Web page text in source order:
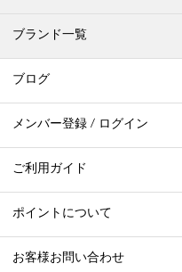
ブランド一覧
ブログ
メンバー登録 / ログイン
ご利用ガイド
ポイントについて
お客様お問い合わせ